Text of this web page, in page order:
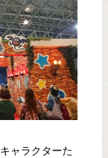
ャラクターた